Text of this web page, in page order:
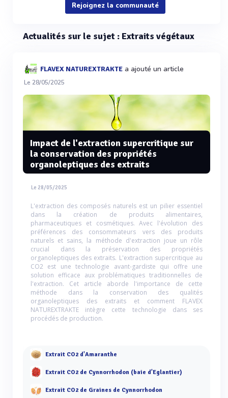
Rejoignez la communauté
Actualités sur le sujet : Extraits végétaux
FLAVEX NATUREXTRAKTE a ajouté un article
Le 28/05/2025
Impact de l'extraction supercritique sur
la conservation des propriétés
organoleptiques des extraits
Le 28/05/2025
L'extraction des composés naturels est un pilier essentiel
dans la création de produits alimentaires,
pharmaceutiques et cosmétiques. Avec l'évolution des
préférences des consommateurs vers des produits
naturels et sains, la méthode d'extraction joue un rôle
crucial dans la préservation des propriétés
organoleptiques des extraits. L'extraction supercritique au
CO2 est une technologie avant-gardiste qui offre une
solution efficace aux problématiques traditionnelles de
l'extraction. Cet article aborde l'importance de cette
méthode dans la conservation des qualités
organoleptiques des extraits et comment FLAVEX
NATUREXTRAKTE intègre cette technologie dans ses
procédés de production.
Extrait CO2 d'Amaranthe
Extrait CO2 de Cynnorrhodon (baie d'Eglantier)
Extrait CO2 de Graines de Cynnorrhodon